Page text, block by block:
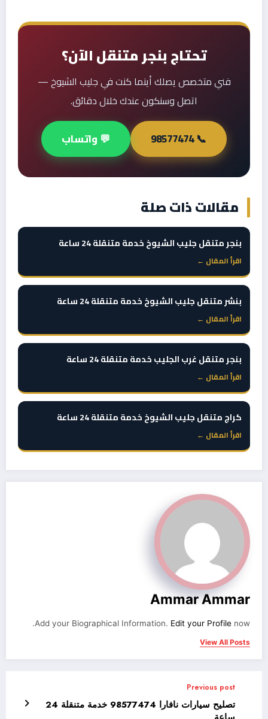
تحتاج بنجر متنقل الآن؟
فني متخصص يصلك أينما كنت في جليب الشيوخ —
اتصل وسنكون عندك خلال دقائق.
📞 98577474 💬 واتساب
مقالات ذات صلة
بنجر متنقل جليب الشيوخ خدمة متنقلة 24 ساعة
اقرأ المقال ←
بنشر متنقل جليب الشيوخ خدمة متنقلة 24 ساعة
اقرأ المقال ←
بنجر متنقل غرب الجليب خدمة متنقلة 24 ساعة
اقرأ المقال ←
كراج متنقل جليب الشيوخ خدمة متنقلة 24 ساعة
اقرأ المقال ←
Ammar Ammar
Add your Biographical Information. Edit your Profile now.
View All Posts
Previous post
تصليح سيارات نافارا 98577474 خدمة متنقلة 24